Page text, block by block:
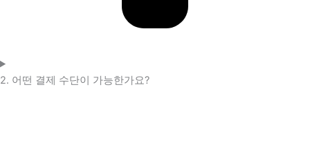
2. 어떤 결제 수단이 가능한가요?